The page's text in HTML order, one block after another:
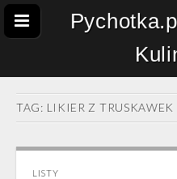
TAG: LIKIER Z TRUSKAWEK
LISTY